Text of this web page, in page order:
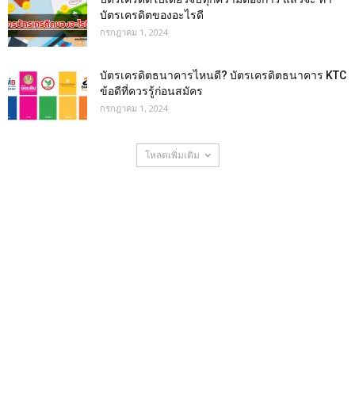
บัตรเครดิตของอะไรดี
กรกฎาคม 1, 2024
บัตรเครดิตธนาคารไหนดี? บัตรเครดิตธนาคาร KTC
ข้อดีที่ควรรู้ก่อนสมัคร
กรกฎาคม 1, 2024
โหลดเพิ่มเติม